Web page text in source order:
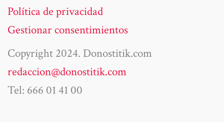
Política de privacidad
Gestionar consentimientos
Copyright 2024. Donostitik.com
redaccion@donostitik.com
Tel: 666 01 41 00